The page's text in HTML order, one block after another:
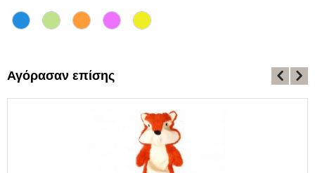
Αγόρασαν επίσης